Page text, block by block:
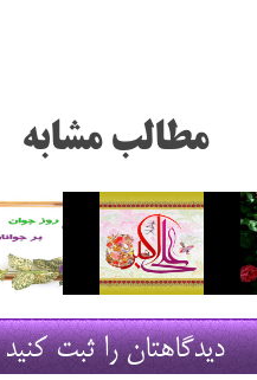
مطالب مشابه
دیدگاهتان را ثبت کنید